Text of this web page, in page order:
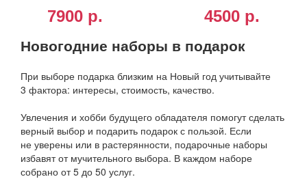
7900 р. 4500 р.
Новогодние наборы в подарок
При выборе подарка близким на Новый год учитывайте
3 фактора: интересы, стоимость, качество.
Увлечения и хобби будущего обладателя помогут сделать
верный выбор и подарить подарок с пользой. Если
не уверены или в растерянности, подарочные наборы
избавят от мучительного выбора. В каждом наборе
собрано от 5 до 50 услуг.